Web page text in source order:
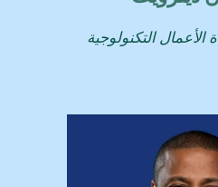
التكنولوجية